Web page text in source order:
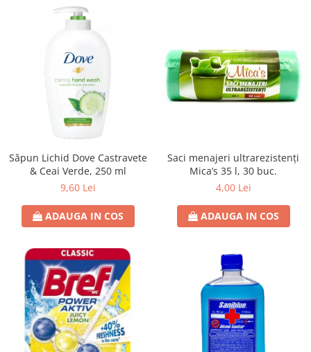
Săpun Lichid Dove Castravete
& Ceai Verde, 250 ml
9,60 Lei
ADAUGA IN COS
Saci menajeri ultrarezistenți
Mica’s 35 l, 30 buc.
4,00 Lei
ADAUGA IN COS